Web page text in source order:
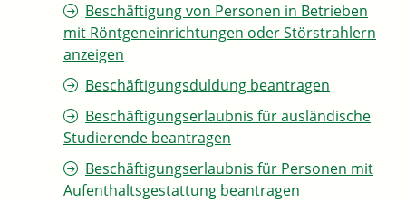
Beschäftigung von Personen in Betrieben
mit Röntgeneinrichtungen oder Störstrahlern
anzeigen
Beschäftigungsduldung beantragen
Beschäftigungserlaubnis für ausländische
Studierende beantragen
Beschäftigungserlaubnis für Personen mit
Aufenthaltsgestattung beantragen